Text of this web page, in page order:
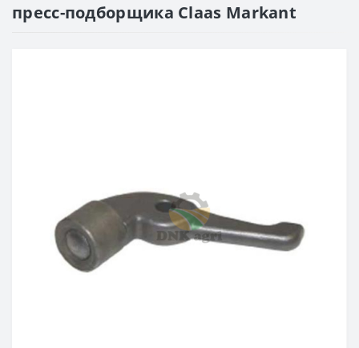
пресс-подборщика Claas Markant